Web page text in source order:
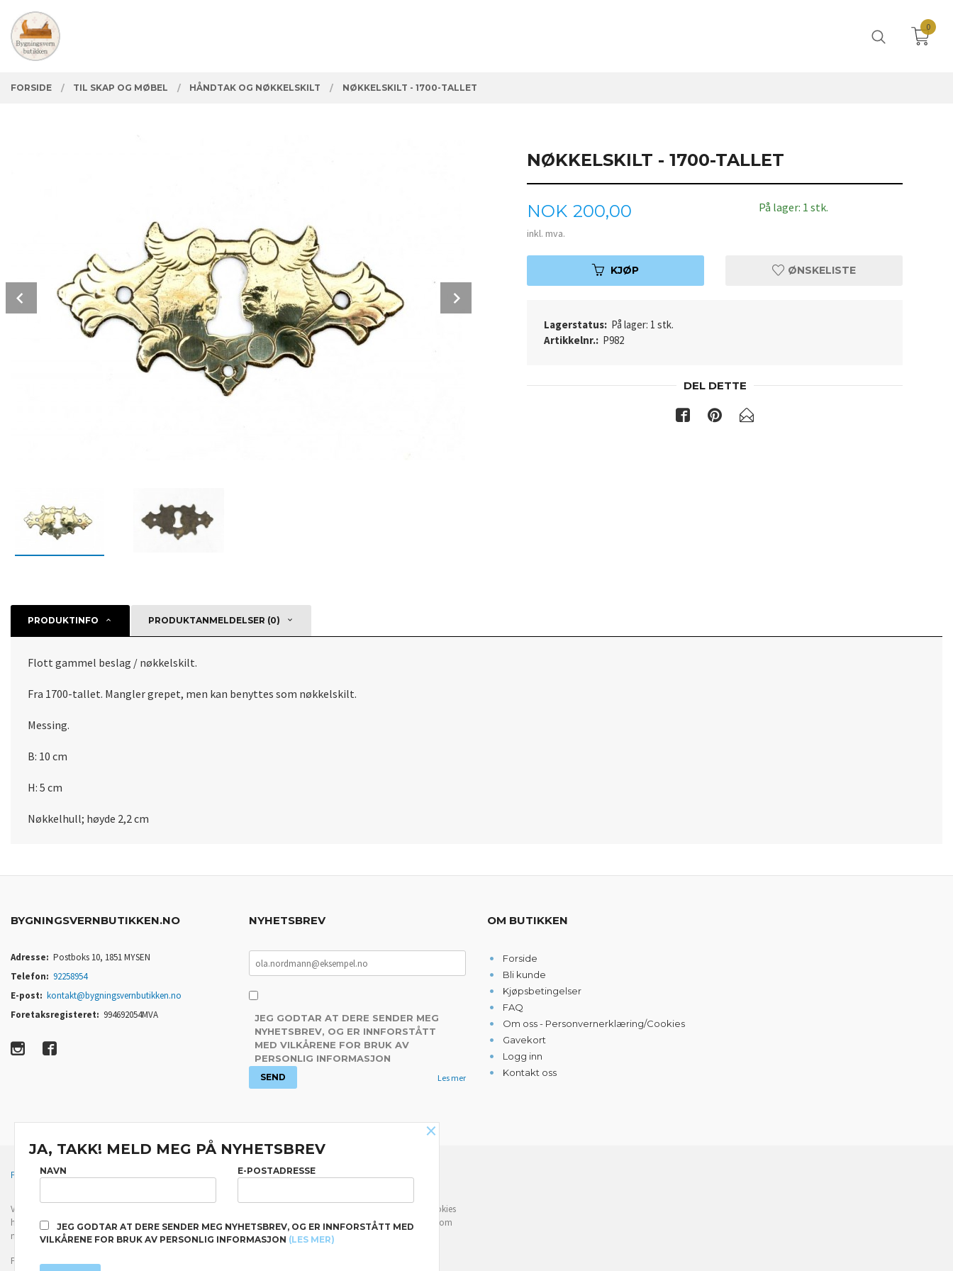
innholdet
PRODUKTER
Lukk
0
FORSIDE TIL SKAP OG MØBEL HÅNDTAK OG NØKKELSKILT NØKKELSKILT - 1700-TALLET
Prev
NØKKELSKILT - 1700-TALLET
Pris
NOK 200,00
inkl. mva.
På lager: 1 stk.
KJØP ØNSKELISTE
Lagerstatus: På lager: 1 stk.
Artikkelnr.: P982
DEL DETTE
PRODUKTINFO PRODUKTANMELDELSER (0)
Flott gammel beslag / nøkkelskilt.
Fra 1700-tallet. Mangler grepet, men kan benyttes som nøkkelskilt.
Messing.
B: 10 cm
H: 5 cm
Nøkkelhull; høyde 2,2 cm
BYGNINGSVERNBUTIKKEN.NO
Adresse: Postboks 10, 1851 MYSEN
Telefon: 92258954
E-post: kontakt@bygningsvernbutikken.no
Foretaksregisteret: 994692054MVA
NYHETSBREV
JEG GODTAR AT DERE SENDER MEG
NYHETSBREV, OG ER INNFORSTÅTT
MED VILKÅRENE FOR BRUK AV
PERSONLIG INFORMASJON
Les mer
OM BUTIKKEN
Forside
Bli kunde
Kjøpsbetingelser
FAQ
Om oss - Personvernerklæring/Cookies
Gavekort
Logg inn
Kontakt oss
FRAKT KJØPSBETINGELSER SIKKERHET OG PERSONVERN NYHETSBREV
Vår nettbutikk bruker cookies slik at du får en bedre kjøpsopplevelse og vi kan yte deg bedre service. Vi bruker cookies
hovedsaklig til å lagre innloggingsdetaljer og huske hva du har puttet i handlekurven din. Fortsett å bruke siden som
normalt om du godtar dette.Les merellerendre innstillinger for cookies.
Powered by
×
JA, TAKK! MELD MEG PÅ NYHETSBREV
NAVN E-POSTADRESSE
JEG GODTAR AT DERE SENDER MEG NYHETSBREV, OG ER INNFORSTÅTT MED
VILKÅRENE FOR BRUK AV PERSONLIG INFORMASJON (LES MER)